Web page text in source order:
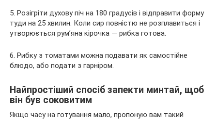
5. Розігріти духову піч на 180 градусів і відправити форму
туди на 25 хвилин. Коли сир повністю не розплавиться і
утворюється рум’яна кірочка — рибка готова.
6. Рибку з томатами можна подавати як самостійне
блюдо, або подати з гарніром.
Найпростіший спосіб запекти минтай, щоб
він був соковитим
Якщо часу на готування мало, пропоную вам такий